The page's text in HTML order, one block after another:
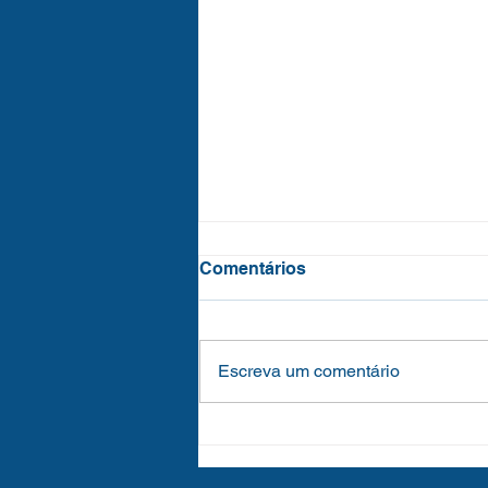
Comentários
Escreva um comentário